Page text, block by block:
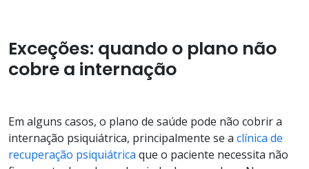
Exceções: quando o plano não
cobre a internação
Em alguns casos, o plano de saúde pode não cobrir a
internação psiquiátrica, principalmente se a clínica de
recuperação psiquiátrica que o paciente necessita não